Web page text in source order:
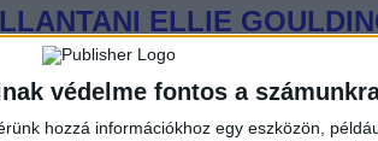
védelme fontos a
hozzá információkhoz egy eszközön,
ELLIE